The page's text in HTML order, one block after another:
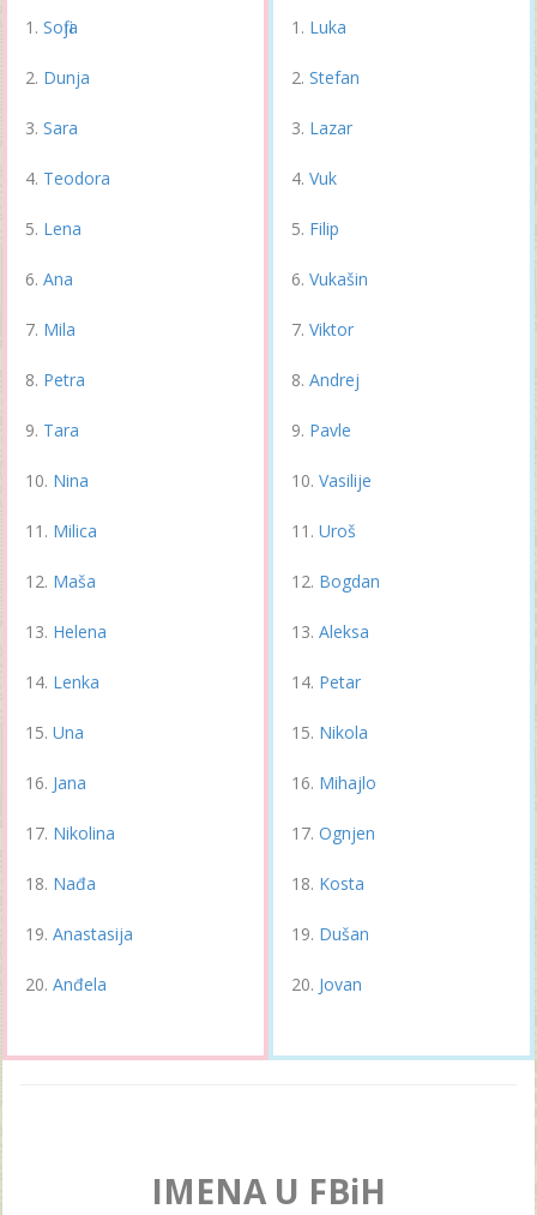
Sofija
Dunja
Sara
Teodora
Lena
Ana
Mila
Petra
Tara
Nina
Milica
Maša
Helena
Lenka
Una
Jana
Nikolina
Nađa
Anastasija
Anđela
Luka
Stefan
Lazar
Vuk
Filip
Vukašin
Viktor
Andrej
Pavle
Vasilije
Uroš
Bogdan
Aleksa
Petar
Nikola
Mihajlo
Ognjen
Kosta
Dušan
Jovan
IMENA U FBiH